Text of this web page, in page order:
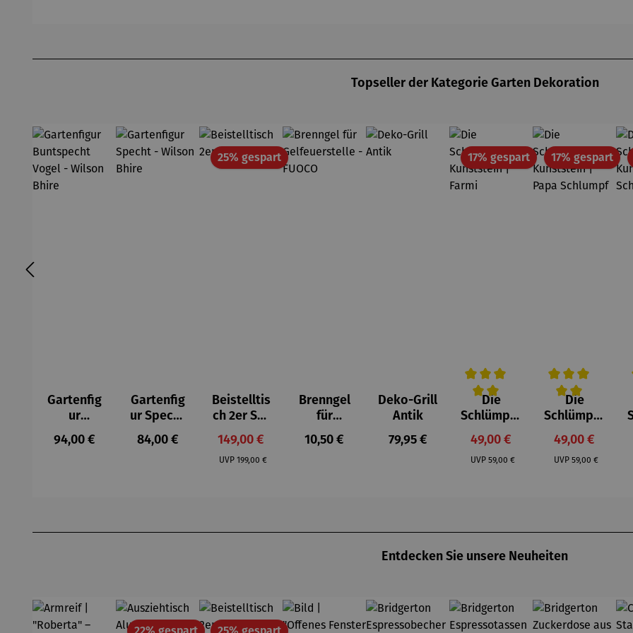
Topseller der Kategorie Garten Dekoration
Gartenfig
ur
Buntspec
ht Vogel -
Regulärer Preis:
94,00 €
Gartenfig
ur Specht
- Wilson
Bhire
Regulärer Preis:
84,00 €
25% gespartRabatt
Beistelltis
ch 2er Set
– Dalias
Verkaufspreis:
149,00 €
UVP Regulärer Preis:
199,00 €
Brenngel
für
Gelfeuerst
elle -
Regulärer Preis:
10,50 €
Deko-Grill
Antik
Regulärer Preis:
79,95 €
17% gespartRabatt
Durchschnittliche Bewertung von
Die
Schlümpfe
aus
Kunststei
n | Farmi
Verkaufspreis:
49,00 €
UVP Regulärer Preis:
59,00 €
17% gespart
Durchschnittliche
Die
Schlümpfe
aus
Kunststei
n | Papa
Verkaufspreis:
49,00 €
UVP Regulärer Preis:
59,00 €
Entdecken Sie unsere Neuheiten
22% gespartRabatt25% gespartRabatt